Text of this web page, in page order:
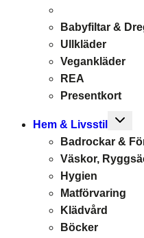
Babyfiltar &
Ullkläder
Vegankläder
REA
Presentkort
Hem & Livsstil
Toggle
menu
Badrockar &
Väskor,
Hygien
Matförvaring
Klädvård
Böcker